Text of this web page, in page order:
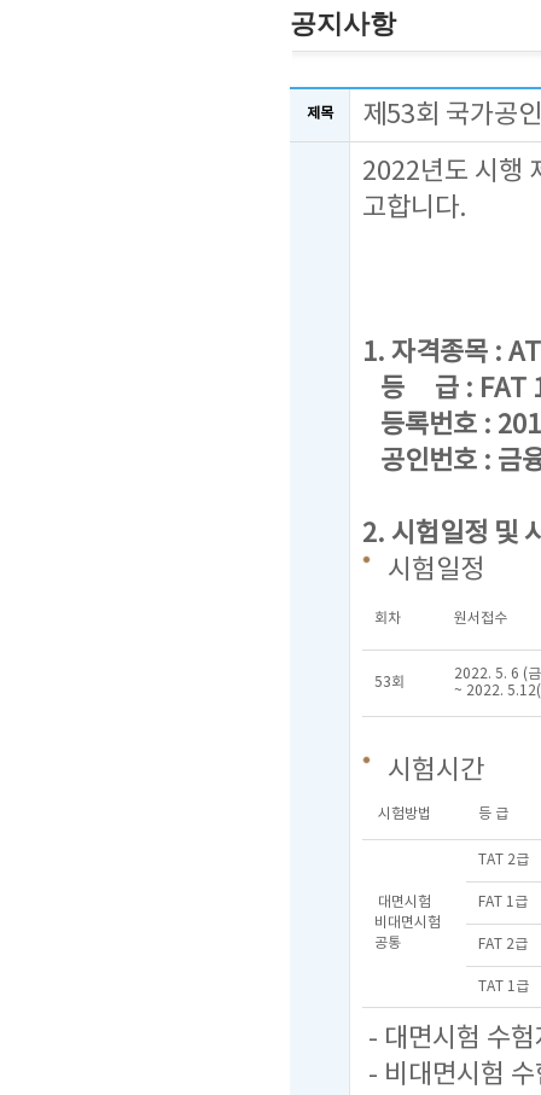
공지사항
제목 제53회 국가공
2022년도 시행
고합니다.
1. 자격종목 :
등 급 : FAT 1
등록번호 :
공인번호 : 금
2. 시험일정 및
시험일정
회차 원서접수
53회
2022. 5. 6 (
~ 2022.
시험시간
시험방법 등 급
대면시험
비대면시험
공통
TAT 2급
FAT 1급
FAT 2급
TAT 1급
- 대면시험 수
- 비대면시험